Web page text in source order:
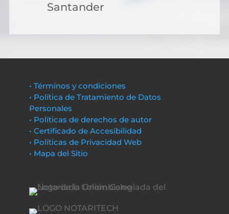
Santander
• Términos y condiciones
• Política de Tratamiento de Datos
Personales
• Políticas de derechos de autor
• Certificado de Accesibilidad
• Políticas de Privacidad Web
• Mapa del Sitio